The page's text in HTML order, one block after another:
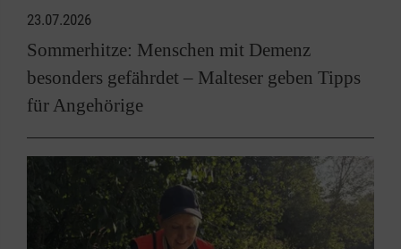
23.07.2026
Sommerhitze: Menschen mit Demenz
besonders gefährdet – Malteser geben Tipps
für Angehörige